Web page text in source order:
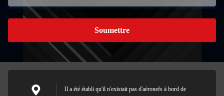
Soumettre
Il a été établi qu'il n'existait pas d'aéronefs à bord de